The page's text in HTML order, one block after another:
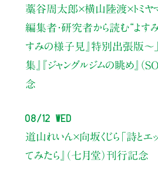
藁谷周太郎×横山陸渡×トミヤ
編集者・研究者から読む“よす
すみの様子見』特別出張版〜」
集』『ジャングルジムの眺め』
念
08/12 Wed
道山れいん×向坂くじら 「詩とエ
てみたら』（七月堂）刊行記念